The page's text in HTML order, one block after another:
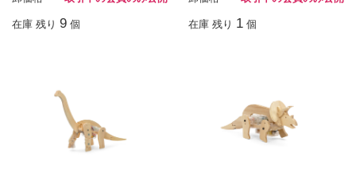
在庫 残り 9 個 在庫 残り 1 個